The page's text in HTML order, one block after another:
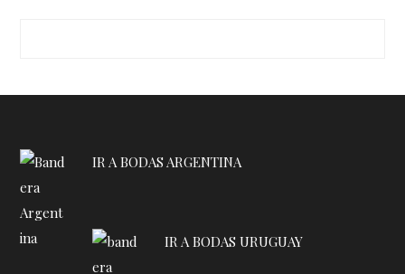
IR A BODAS ARGENTINA
IR A BODAS URUGUAY